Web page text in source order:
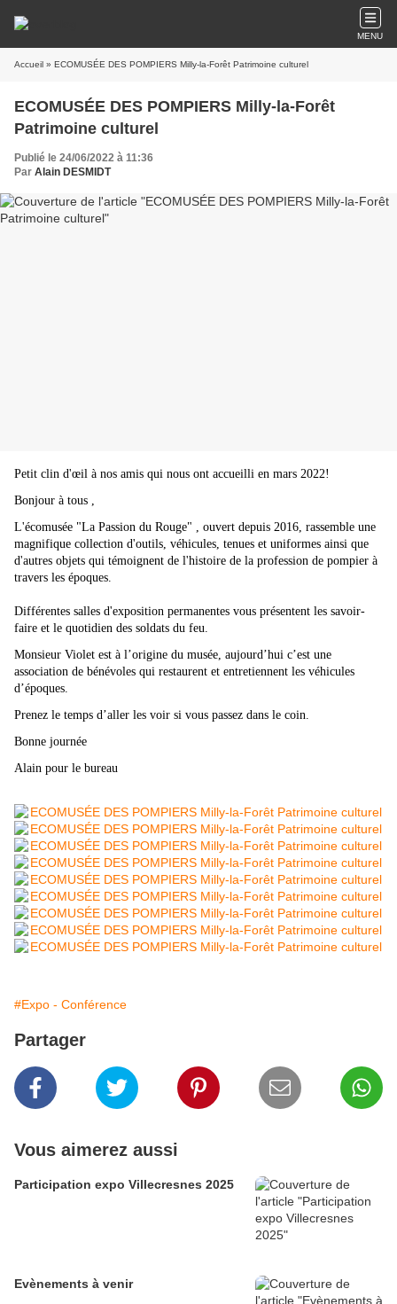
MENU
Accueil » ECOMUSÉE DES POMPIERS Milly-la-Forêt Patrimoine culturel
ECOMUSÉE DES POMPIERS Milly-la-Forêt
Patrimoine culturel
Publié le 24/06/2022 à 11:36
Par Alain DESMIDT
Petit clin d'œil à nos amis qui nous ont accueilli en mars 2022!
Bonjour à tous ,
L'écomusée "La Passion du Rouge" , ouvert depuis 2016, rassemble une
magnifique collection d'outils, véhicules, tenues et uniformes ainsi que
d'autres objets qui témoignent de l'histoire de la profession de pompier à
travers les époques.
Différentes salles d'exposition permanentes vous présentent les savoir-
faire et le quotidien des soldats du feu.
Monsieur Violet est à l’origine du musée, aujourd’hui c’est une
association de bénévoles qui restaurent et entretiennent les véhicules
d’époques.
Prenez le temps d’aller les voir si vous passez dans le coin.
Bonne journée
Alain pour le bureau
#Expo - Conférence
Partager
Vous aimerez aussi
Participation expo Villecresnes 2025
Evènements à venir